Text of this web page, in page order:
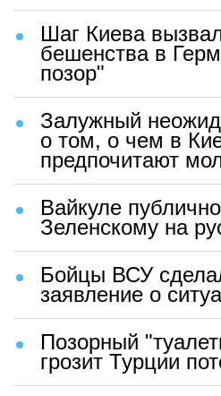
Шаг Киева
бешенства в
позор"
Залужный
о том, о чем в
предпочитают
Вайкуле
Зеленскому на
Бойцы ВСУ
заявление о
Позорный
грозит Турции